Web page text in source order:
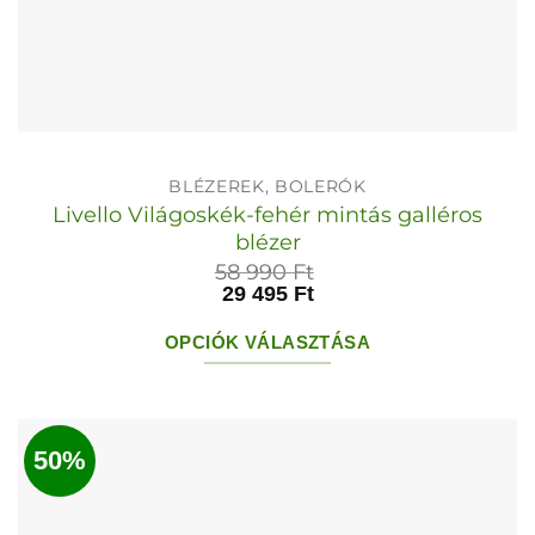
BLÉZEREK, BOLERÓK
Livello Világoskék-fehér mintás galléros
blézer
58 990Ft
29 495 Ft
OPCIÓK VÁLASZTÁSA
50%